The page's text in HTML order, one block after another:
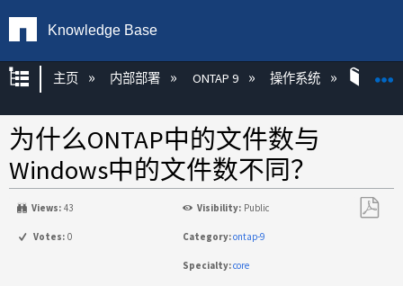
Knowledge Base
扩展/隐缩全局层次
主页 内部部署 ONTAP 9 操作系统
为什么ONTAP中的文件数与
Windows中的文件数不同？
Views: 43 Visibility: Public
Votes: 0 Category:ontap-9
Specialty:core